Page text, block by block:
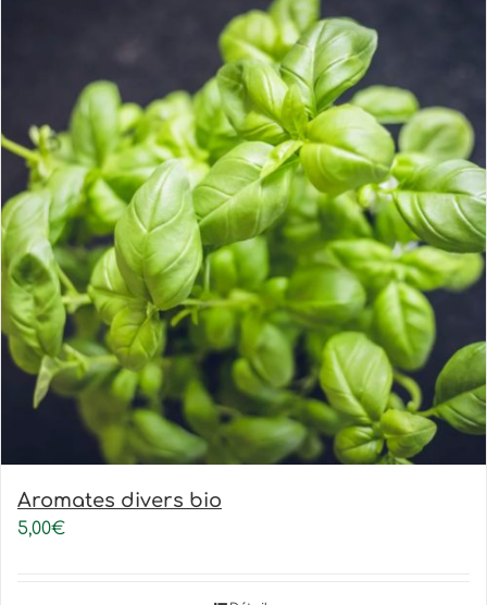
Aromates divers bio
5,00€